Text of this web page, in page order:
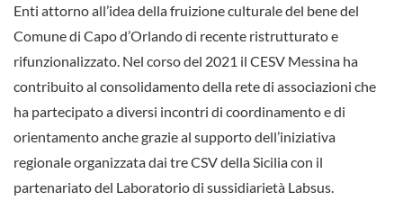
Enti attorno all’idea della fruizione culturale del bene del
Comune di Capo d’Orlando di recente ristrutturato e
rifunzionalizzato. Nel corso del 2021 il CESV Messina ha
contribuito al consolidamento della rete di associazioni che
ha partecipato a diversi incontri di coordinamento e di
orientamento anche grazie al supporto dell’iniziativa
regionale organizzata dai tre CSV della Sicilia con il
partenariato del Laboratorio di sussidiarietà Labsus.